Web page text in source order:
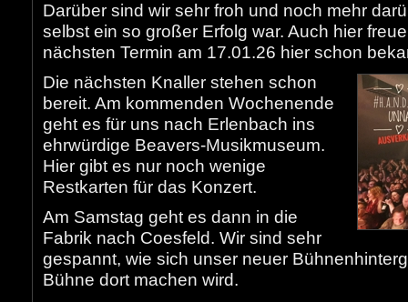
Darüber sind wir sehr froh und noch mehr
selbst ein so großer Erfolg war. Auch hier
nächsten Termin am 17.01.26 hier schon
Die nächsten Knaller stehen schon
bereit. Am kommenden Wochenende
geht es für uns nach Erlenbach ins
ehrwürdige Beavers-Musikmuseum.
Hier gibt es nur noch wenige
Restkarten für das Konzert.
Am Samstag geht es dann in die
Fabrik nach Coesfeld. Wir sind sehr
gespannt, wie sich unser neuer
Bühne dort machen wird.